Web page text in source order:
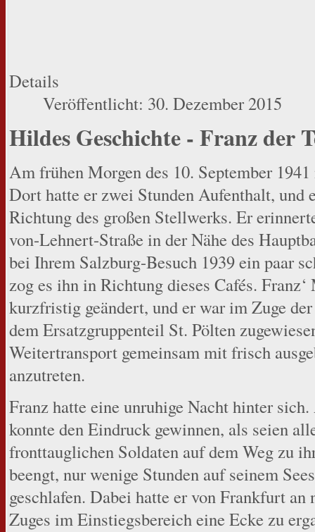
Details
Veröffentlicht: 30. Dezember 2015
Hildes Geschichte - Franz der
Am frühen Morgen des 10. September
Dort hatte er zwei Stunden Aufenthalt, und
Richtung des großen Stellwerks. Er
von-Lehnert-Straße in der Nähe des
bei Ihrem Salzburg-Besuch 1939 ein paar
zog es ihn in Richtung dieses Cafés.
kurzfristig geändert, und er war im Zuge
dem Ersatzgruppenteil St. Pölten
Weitertransport gemeinsam mit frisch
anzutreten.
Franz hatte eine unruhige Nacht hinter
konnte den Eindruck gewinnen, als seien
fronttauglichen Soldaten auf dem Weg zu
beengt, nur wenige Stunden auf seinem
geschlafen. Dabei hatte er von Frankfurt an
Zuges im Einstiegsbereich eine Ecke zu